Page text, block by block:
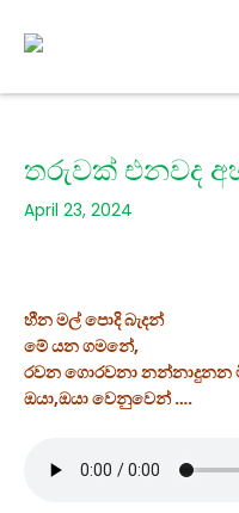
තරුවක් එනවද
April 23, 2024
හීන මල් පොදි බැදන්
මේ යන ගමනේ,
රවන ගොරවනා නන්නාදුනන
ඔයා,ඔයා වෙනුවෙන් ….